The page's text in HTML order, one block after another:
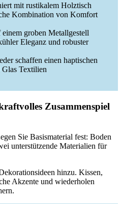
mit rustikalem Holztisch
Kombination von Komfort
groben Metallgestell
Eleganz und robuster
schaffen einen haptischen
Textilien
Zusammenspiel
Sie Basismaterial fest: Boden
unterstützende Materialien für
hinzu. Kissen,
Akzente und wiederholen